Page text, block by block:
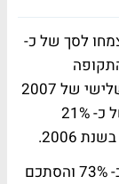
החברה ברבעון השלישי של 2007 צמחו לסך של כ-
30% לעומת התקופה
המקבילה אשתקד. הרווח הגולמי ברבעון השלישי של 2007
הסתכם לכדי 21 מליון שקל ומהווה גידול של כ- 21%
הרווח הנקי ברבעון השלישי של 2007 גדל ב- 73% והסתכם